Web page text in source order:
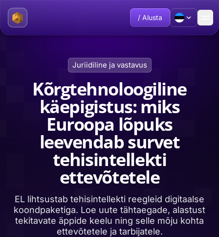
/ Alusta
Juriidiline ja vastavus
Kõrgtehnoloogiline
käepigistus: miks
Euroopa lõpuks
leevendab survet
tehisintellekti
ettevõtetele
EL lihtsustab tehisintellekti reegleid digitaalse
koondpaketiga. Loe uute tähtaegade, alastust
tekitavate äppide keelu ning selle mõju kohta
ettevõtetele ja tarbijatele.